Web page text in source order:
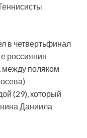
в четвертьфинал
россиянин
между поляком
(29), который
Даниила